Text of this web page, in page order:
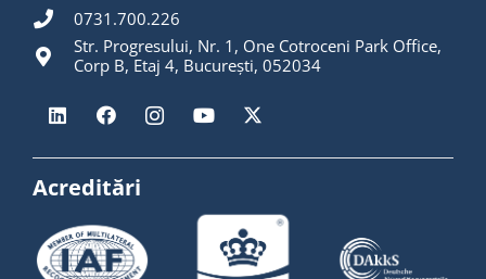
0731.700.226
Str. Progresului, Nr. 1, One Cotroceni Park Office,
Corp B, Etaj 4, București, 052034
Acreditări